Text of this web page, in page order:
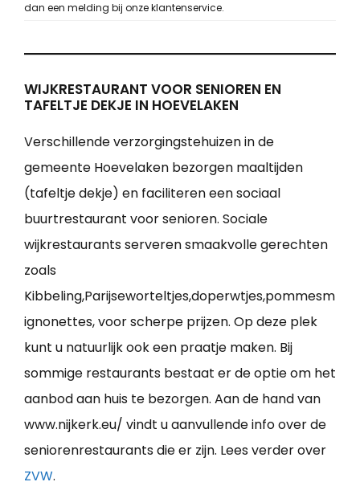
dan een melding bij onze klantenservice.
WIJKRESTAURANT VOOR SENIOREN EN
TAFELTJE DEKJE IN HOEVELAKEN
Verschillende verzorgingstehuizen in de
gemeente Hoevelaken bezorgen maaltijden
(tafeltje dekje) en faciliteren een sociaal
buurtrestaurant voor senioren. Sociale
wijkrestaurants serveren smaakvolle gerechten
zoals
Kibbeling,Parijseworteltjes,doperwtjes,pommesm
ignonettes, voor scherpe prijzen. Op deze plek
kunt u natuurlijk ook een praatje maken. Bij
sommige restaurants bestaat er de optie om het
aanbod aan huis te bezorgen. Aan de hand van
www.nijkerk.eu/ vindt u aanvullende info over de
seniorenrestaurants die er zijn. Lees verder over
ZVW.